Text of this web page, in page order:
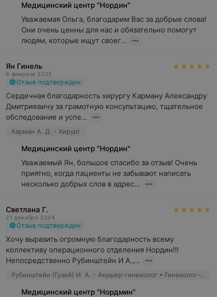
Консультация хирурга
холецистэктомия
Лечение грыж
образований, родинок,
Медицинский центр "Нордин"
Уважаемая Ольга, благодарим Вас за добрые слова!
Они очень ценны для нас и обязательно помогут
людям, которые ищут своег...
Ян Гинель
6 февраля 2025
Отзыв подтвержден
Сердечная благодарность хирургу Карману Александру
Дмитриевичу за грамотную консультацию, тщательное
обследование и успе...
Карман А. Д. - Хирург
Медицинский центр "Нордин"
Уважаемый Ян, большое спасибо за отзыв! Очень
приятно, когда пациенты не забывают написать
несколько добрых слов в адрес...
Светлана Г.
21 декабря 2024
Отзыв подтвержден
Хочу выразить огромную благодарность всему
коллективу операционного отделения Нордин!!!
Непосредственно Рубинштейн И А.,...
Рубинштейн (Гузей) И. А. - Акушер-гинеколог • Гинеколог-хирург
Медицинский центр "Нордмин"